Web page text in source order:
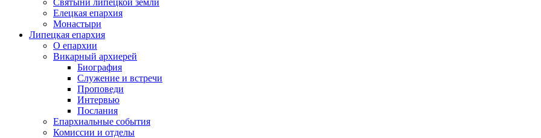
Святыни липецкой земли
Елецкая епархия
Монастыри
Липецкая епархия
О епархии
Викарный архиерей
Биография
Служение и встречи
Проповеди
Интервью
Послания
Епархиальные события
Комиссии и отделы